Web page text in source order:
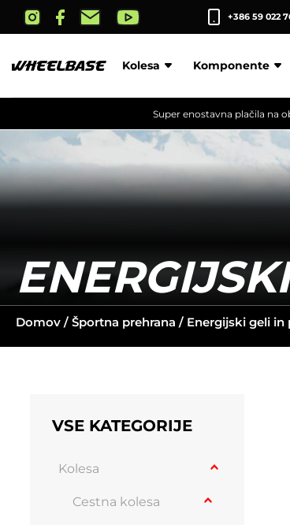
content
+386 59 022
Kolesa Komponente
Super enostavna plačila na
Domov / Športna prehrana / Energijski geli in
VSE KATEGORIJE
Kolesa
Cestna kolesa